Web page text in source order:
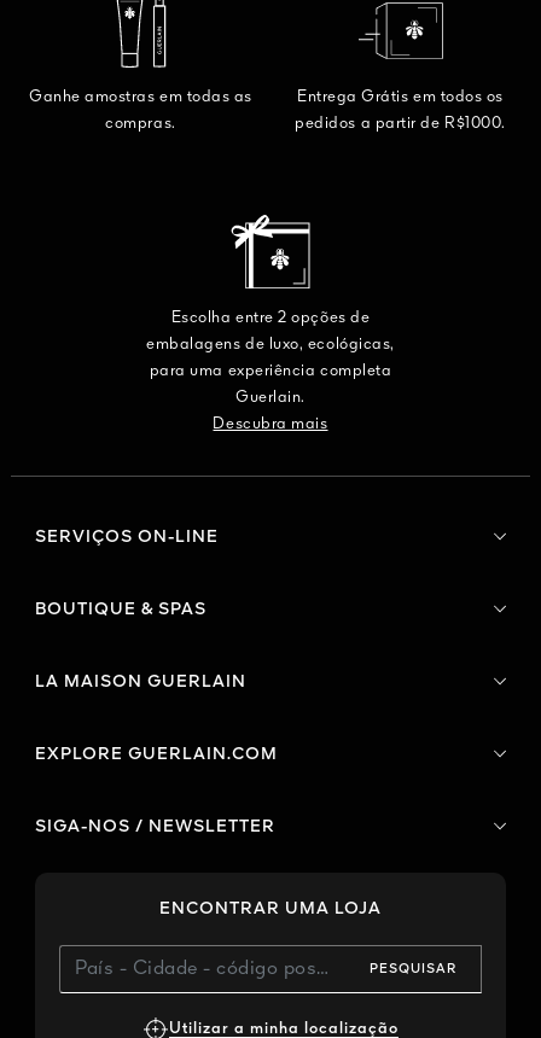
Ganhe amostras em todas as
compras.
Entrega Grátis em todos os
pedidos a partir de R$1000.
Escolha entre 2 opções de
embalagens de luxo, ecológicas,
para uma experiência completa
Guerlain.
Descubra mais
SERVIÇOS ON-LINE
BOUTIQUE & SPAS
LA MAISON GUERLAIN
EXPLORE GUERLAIN.COM
SIGA-NOS / NEWSLETTER
ENCONTRAR UMA LOJA
PESQUISAR
Utilizar a minha localização